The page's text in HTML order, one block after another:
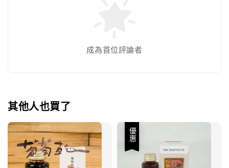
成為首位評論者
其他人也買了
優惠